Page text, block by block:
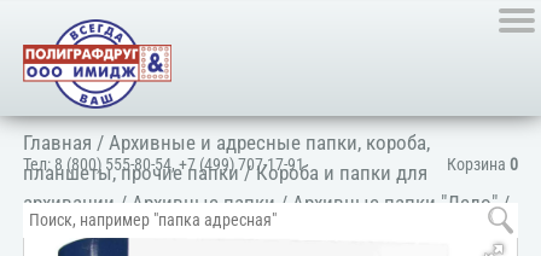
Корзина 0
Тел:8 (800) 555-80-54,+7 (499) 707-17-91
Главная /Архивные и адресные папки, короба,
планшеты, прочие папки/Короба и папки для
архивации / Архивные папки / Архивные папки "Дело"/